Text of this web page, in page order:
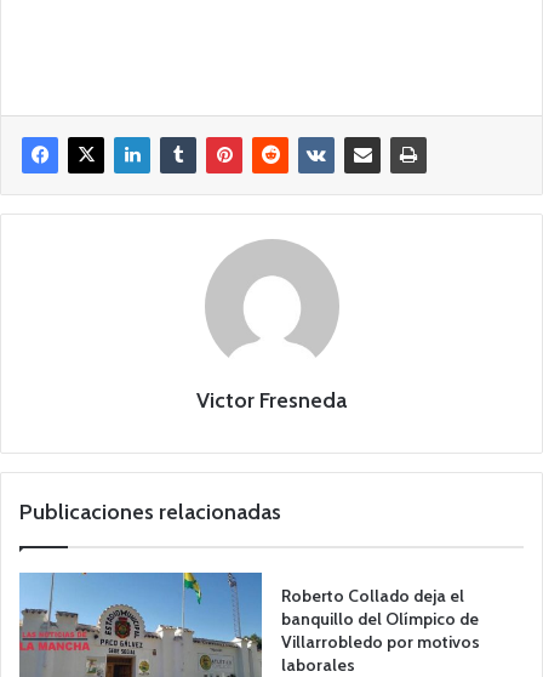
Victor Fresneda
Publicaciones relacionadas
Roberto Collado deja el
banquillo del Olímpico de
Villarrobledo por motivos
laborales